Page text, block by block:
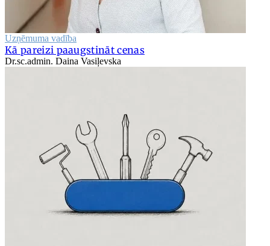
Uzņēmuma vadība
Kā pareizi paaugstināt cenas
Dr.sc.admin. Daina Vasiļevska